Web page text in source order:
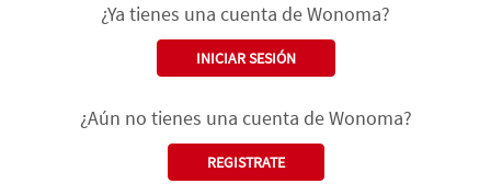
¿Ya tienes una cuenta de Wonoma?
INICIAR SESIÓN
¿Aún no tienes una cuenta de Wonoma?
REGISTRATE